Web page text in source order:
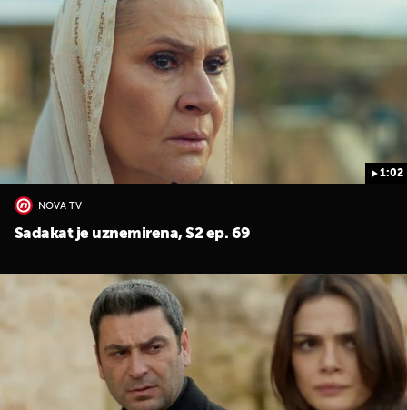
1:02
NOVA TV
Sadakat je uznemirena, S2 ep. 69